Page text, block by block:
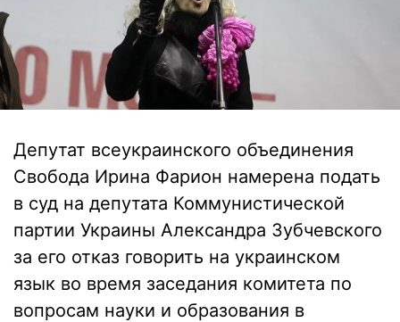
Депутат всеукраинского объединения
Свобода Ирина Фарион намерена подать
в суд на депутата Коммунистической
партии Украины Александра Зубчевского
за его отказ говорить на украинском
язык во время заседания комитета по
вопросам науки и образования в